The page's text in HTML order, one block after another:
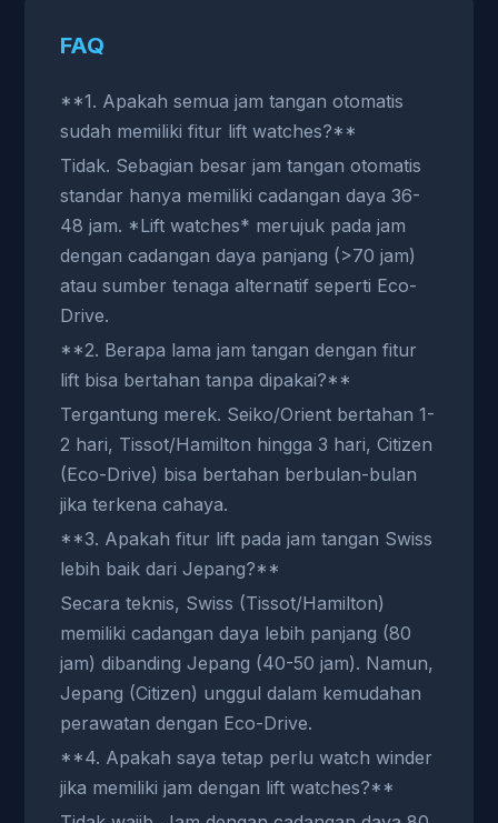
FAQ
**1. Apakah semua jam tangan otomatis
sudah memiliki fitur lift watches?**
Tidak. Sebagian besar jam tangan otomatis
standar hanya memiliki cadangan daya 36-
48 jam. *Lift watches* merujuk pada jam
dengan cadangan daya panjang (>70 jam)
atau sumber tenaga alternatif seperti Eco-
Drive.
**2. Berapa lama jam tangan dengan fitur
lift bisa bertahan tanpa dipakai?**
Tergantung merek. Seiko/Orient bertahan 1-
2 hari, Tissot/Hamilton hingga 3 hari, Citizen
(Eco-Drive) bisa bertahan berbulan-bulan
jika terkena cahaya.
**3. Apakah fitur lift pada jam tangan Swiss
lebih baik dari Jepang?**
Secara teknis, Swiss (Tissot/Hamilton)
memiliki cadangan daya lebih panjang (80
jam) dibanding Jepang (40-50 jam). Namun,
Jepang (Citizen) unggul dalam kemudahan
perawatan dengan Eco-Drive.
**4. Apakah saya tetap perlu watch winder
jika memiliki jam dengan lift watches?**